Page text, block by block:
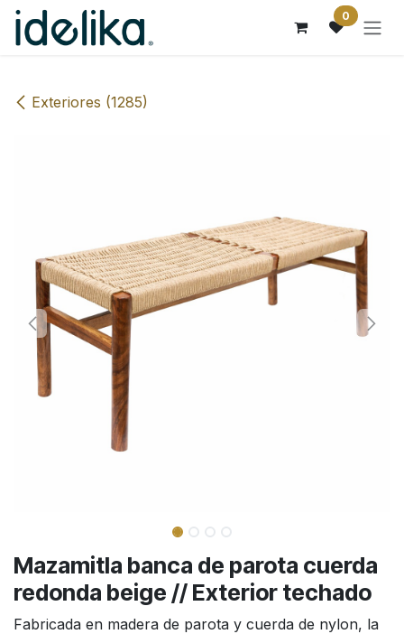
Ir al contenido 0
Exteriores (1285)
Mazamitla banca de parota cuerda
redonda beige // Exterior techado
Fabricada en madera de parota y cuerda de nylon, la